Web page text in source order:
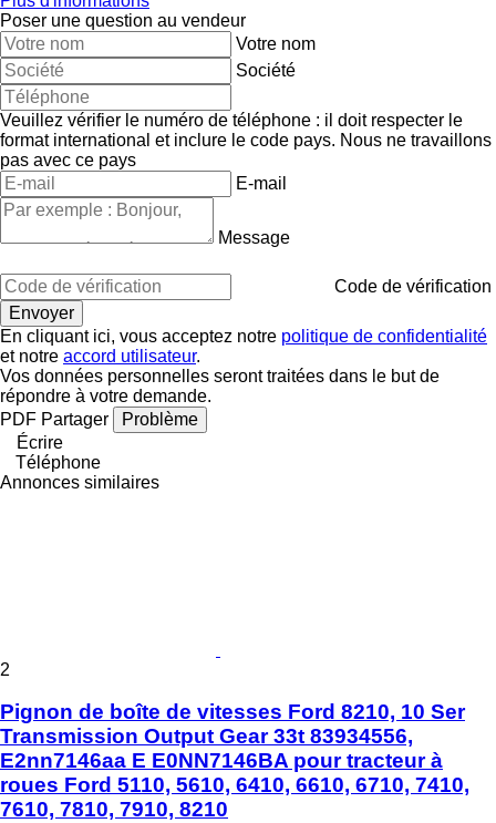
Poser une question au vendeur
Votre nom
Société
Veuillez vérifier le numéro de téléphone : il doit respecter le
format international et inclure le code pays. Nous ne travaillons
pas avec ce pays
E-mail
Message
Code de vérification
En cliquant ici, vous acceptez notre politique de confidentialité
et notre accord utilisateur.
Vos données personnelles seront traitées dans le but de
répondre à votre demande.
PDF Partager
Problème
Écrire
Téléphone
Annonces similaires
2
Pignon de boîte de vitesses Ford 8210, 10 Ser
Transmission Output Gear 33t 83934556,
E2nn7146aa E E0NN7146BA pour tracteur à
roues Ford 5110, 5610, 6410, 6610, 6710, 7410,
7610, 7810, 7910, 8210